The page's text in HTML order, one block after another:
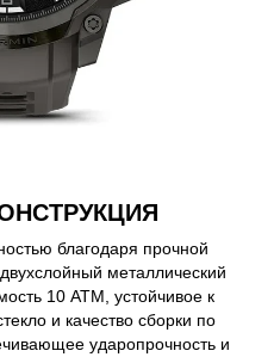
благодаря прочной
металлический
10 ATM, устойчивое к
и качество сборки по
ударопрочность и